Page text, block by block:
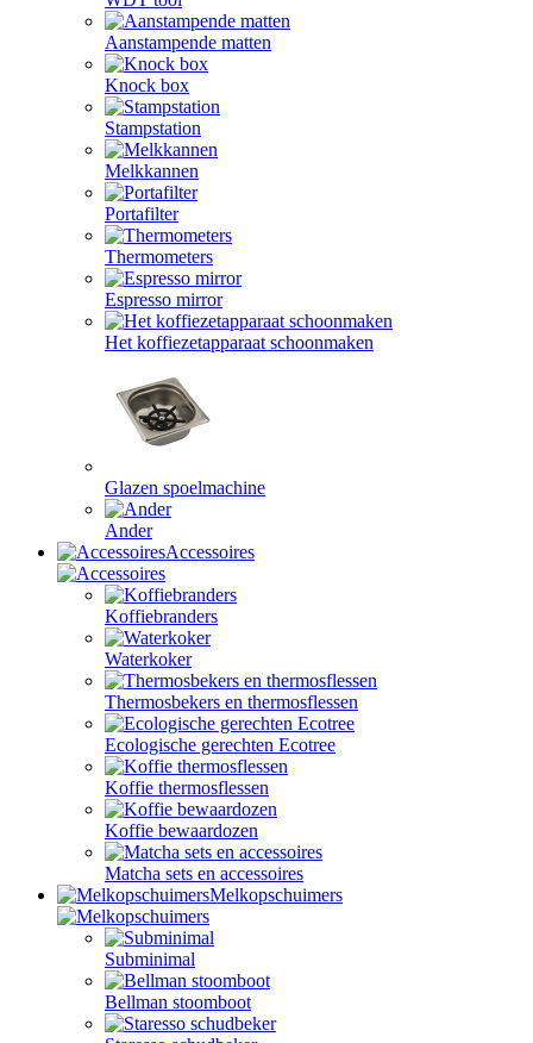
Aanstampende matten
Knock box
Stampstation
Melkkannen
Portafilter
Thermometers
Espresso mirror
Het koffiezetapparaat schoonmaken
Glazen spoelmachine
Ander
Accessoires
Koffiebranders
Waterkoker
Thermosbekers en thermosflessen
Ecologische gerechten Ecotree
Koffie thermosflessen
Koffie bewaardozen
Matcha sets en accessoires
Melkopschuimers
Subminimal
Bellman stoomboot